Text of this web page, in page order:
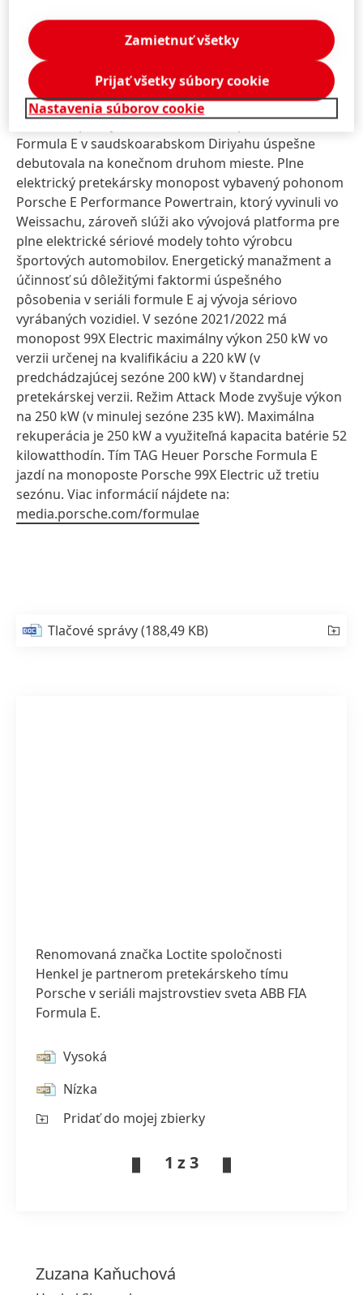
O tíme Porsche vo formule E
S vozidlom Porsche 99X Electric sa spoločnosť
Porsche v roku 2019 po dlhých tridsiatich rokoch
vrátila do pretekárskeho sveta monopostov, keď v
úvodnom podujatí šiesteho ročníka pretekov ABB
Formula E v saudskoarabskom Diriyahu úspešne
debutovala na konečnom druhom mieste. Plne
elektrický pretekársky monopost vybavený pohonom
Porsche E Performance Powertrain, ktorý vyvinuli vo
Weissachu, zároveň slúži ako vývojová platforma pre
plne elektrické sériové modely tohto výrobcu
športových automobilov. Energetický manažment a
účinnosť sú dôležitými faktormi úspešného
pôsobenia v seriáli formule E aj vývoja sériovo
vyrábaných vozidiel. V sezóne 2021/2022 má
monopost 99X Electric maximálny výkon 250 kW vo
verzii určenej na kvalifikáciu a 220 kW (v
predchádzajúcej sezóne 200 kW) v štandardnej
pretekárskej verzii. Režim Attack Mode zvyšuje výkon
na 250 kW (v minulej sezóne 235 kW). Maximálna
rekuperácia je 250 kW a využiteľná kapacita batérie 52
kilowatthodín. Tím TAG Heuer Porsche Formula E
jazdí na monoposte Porsche 99X Electric už tretiu
sezónu. Viac informácií nájdete na:
media.porsche.com/formulae
Tlačové správy(188,49 KB)
Renomovaná značka Loctite spoločnosti
Henkel je partnerom pretekárskeho tímu
Porsche v seriáli majstrovstiev sveta ABB FIA
Formula E.
Vysoká
Nízka
Pridať do mojej zbierky
1 z 3
Zuzana Kaňuchová
Nastavenia súborov cookie
Zamietnuť všetky
Prijať všetky súbory cookie